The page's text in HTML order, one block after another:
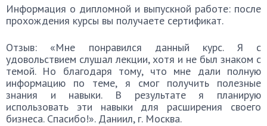
Информация о дипломной и выпускной работе: после
прохождения курсы вы получаете сертификат.
Отзыв: «Мне понравился данный курс. Я с
удовольствием слушал лекции, хотя и не был знаком с
темой. Но благодаря тому, что мне дали полную
информацию по теме, я смог получить полезные
знания и навыки. В результате я планирую
использовать эти навыки для расширения своего
бизнеса. Спасибо!». Даниил, г. Москва.